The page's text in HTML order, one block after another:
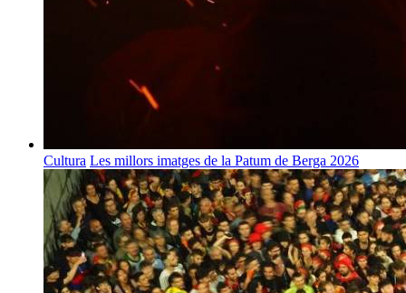
Cultura Les millors imatges de la Patum de Berga 2026